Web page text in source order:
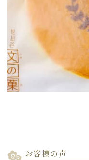
お客様の声